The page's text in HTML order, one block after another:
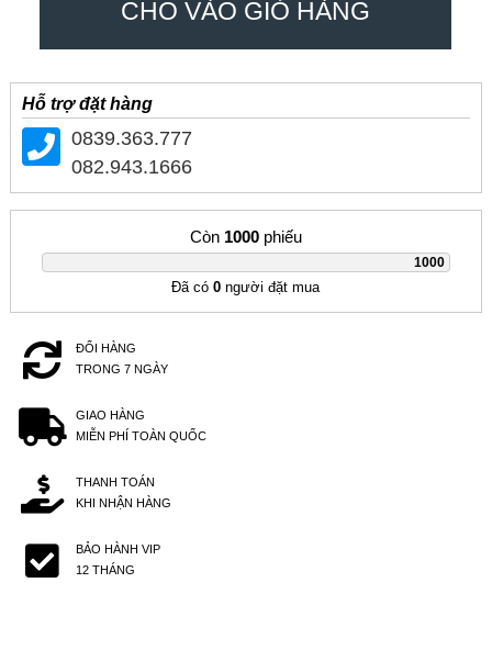
CHO VÀO GIỎ HÀNG
Hỗ trợ đặt hàng
0839.363.777
082.943.1666
Còn 1000phiếu
1000
Đã có0 người đặt mua
ĐỔI HÀNG
TRONG 7 NGÀY
GIAO HÀNG
MIỄN PHÍ TOÀN QUỐC
THANH TOÁN
KHI NHẬN HÀNG
BẢO HÀNH VIP
12 THÁNG